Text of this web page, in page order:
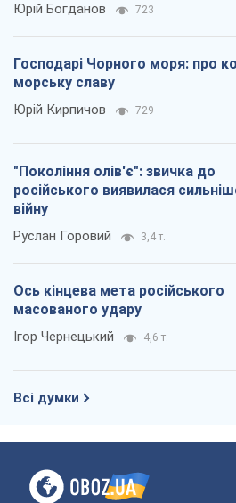
Юрій Богданов 723
Господарі Чорного моря: про
морську славу
Юрій Кирпичов 729
"Покоління олів'є": звичка до
російського виявилася
війну
Руслан Горовий 3,4 т.
Ось кінцева мета російського
масованого удару
Ігор Чернецький 4,6 т.
Всі думки